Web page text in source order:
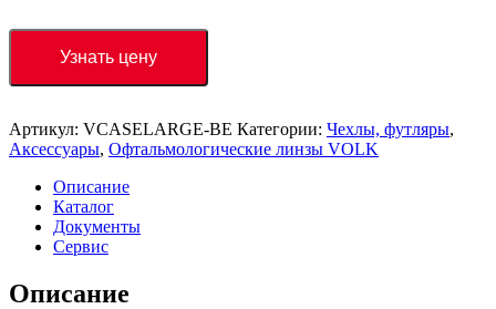
Узнать цену
Артикул: VCASELARGE-BE Категории: Чехлы, футляры,
Аксессуары, Офтальмологические линзы VOLK
Описание
Каталог
Документы
Сервис
Описание